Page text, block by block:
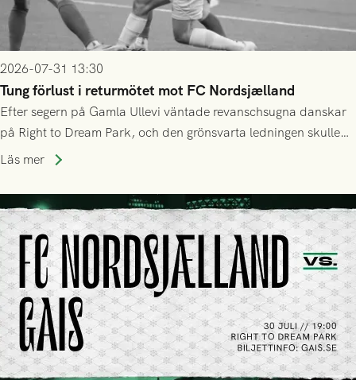
2026-07-31 13:30
Tung förlust i returmötet mot FC Nordsjælland
Efter segern på Gamla Ullevi väntade revanschsugna danskar
på Right to Dream Park, och den grönsvarta ledningen skulle
upphöra efter mindre än kvarten spelad. På lika mark visade
tennissiffror och det grönsvarta europaäventyret tog slut.
Läs mer